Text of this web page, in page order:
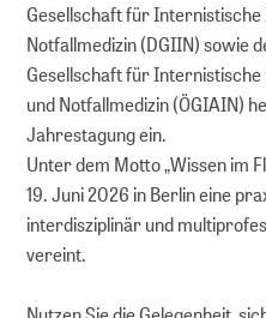
Gesellschaft für Internistische
Notfallmedizin (DGIIN) sowie
Gesellschaft für
und Notfallmedizin (ÖGIAIN)
Jahrestagung ein.
Unter dem Motto „Wissen im
19. Juni 2026 in Berlin eine
interdisziplinär und
vereint.